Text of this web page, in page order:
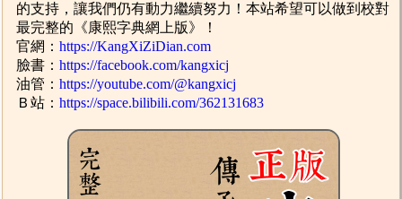
的支持，讓我們仍有動力繼續努力！本站希望可以做到校對
最完整的《康熙字典網上版》！
官網：https://KangXiZiDian.com
臉書：https://facebook.com/kangxicj
油管：https://youtube.com/@kangxicj
Ｂ站：https://space.bilibili.com/362131683